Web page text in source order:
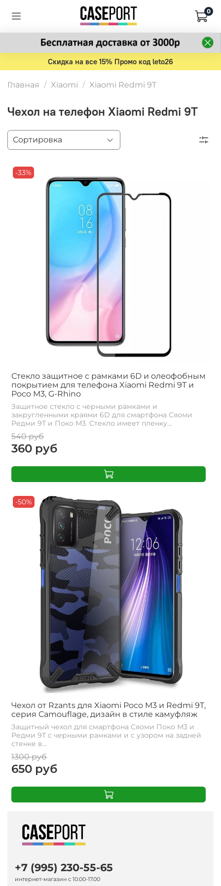
0
Скидка на все 15% Промо код leto26
Главная Xiaomi Xiaomi Redmi 9T
Чехол на телефон Xiaomi Redmi 9T
-33%
Стекло защитное с рамками 6D и олеофобным
покрытием для телефона Xiaomi Redmi 9T и
Poco M3, G-Rhino
Защитное стекло с черными рамками и
закругленными краями 6D для смартфона Сяоми
Редми 9Т и Поко М3. Стекло имеет пленку...
540 руб
360 руб
-50%
Чехол от Rzants для Xiaomi Poco M3 и Redmi 9T,
серия Camouflage, дизайн в стиле камуфляж
Защитный чехол для смартфона Сяоми Поко М3 и
Редми 9Т с черными рамками и с узором на задней
стенке в...
1300 руб
650 руб
+7 (995) 230-55-65
интернет-магазин с 10.00-17.00